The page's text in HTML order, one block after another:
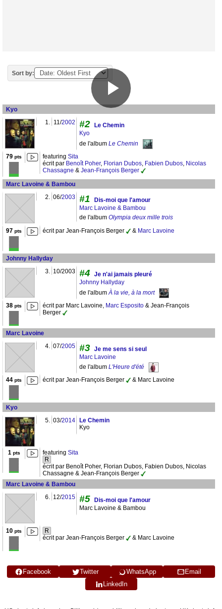
Sort by:
Kyo
1. 11/2002 #2
Le Chemin
Kyo
de l'album Le Chemin
79 pts featuring Sita
écrit par Benoît Poher, Florian Dubos, Fabien Dubos, Nicolas
Chassagne & Jean-François Berger
Marc Lavoine & Bambou
2. 06/2003 #1
Dis-moi que l'amour
Marc Lavoine & Bambou
de l'album Olympia deux mille trois
97 pts écrit par Jean-François Berger & Marc Lavoine
Johnny Hallyday
3. 10/2003 #4 Je n'ai jamais pleuré
Johnny Hallyday
de l'albumÀ la vie, à la mort
38 pts écrit par Marc Lavoine, Marc Esposito & Jean-François
Berger
Marc Lavoine
4.
07/2005 #3 Je me sens si seul
Marc Lavoine
de l'album L'Heure d'été
44 pts écrit par Jean-François Berger & Marc Lavoine
Kyo
5. 03/2014
Le Chemin
Kyo
1pts featuring Sita
R
écrit par Benoît Poher, Florian Dubos, Fabien Dubos, Nicolas
Chassagne & Jean-François Berger
Marc Lavoine & Bambou
6. 12/2015 #5
Dis-moi que l'amour
Marc Lavoine & Bambou
10 pts
R
écrit par Jean-François Berger
& Marc Lavoine
Facebook Twitter WhatsApp
Email
LinkedIn